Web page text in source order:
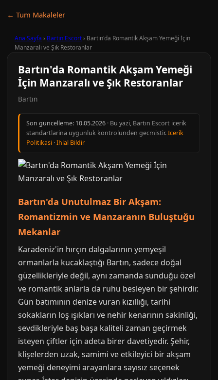
← Tum Makaleler
Ana Sayfa › Bartın Escort› Bartın'da Romantik Akşam Yemeği İçin
Manzaralı ve Şık Restoranlar
Bartın'da Romantik Akşam Yemeği
İçin Manzaralı ve Şık Restoranlar
Bartın
Son guncelleme: 10.05.2026 · Bu yazi, Bartın Escort icerik
standartlarina uygunluk kontrolunden gecmistir.Icerik
Politikasi ·Ihlal Bildir
Bartın'da Unutulmaz Bir Akşam:
Romantizmin ve Manzaranın Buluştuğu
Mekanlar
Karadeniz'in hırçın dalgalarının yemyeşil
ormanlarla kucaklaştığı Bartın, sadece doğal
güzellikleriyle değil, aynı zamanda sunduğu özel
ve romantik anlarla da ruhu besleyen bir şehirdir.
Gün batımının denize vuran kızıllığı, tarihi
sokakların loş ışıkları ve nehir kenarının sakinliği,
sevdikleriyle baş başa kaliteli zaman geçirmek
isteyen çiftler için adeta birer davetiyedir. Şehir,
klişelerden uzak, samimi ve etkileyici bir akşam
yemeği deneyimi arayanlara sayısız seçenek